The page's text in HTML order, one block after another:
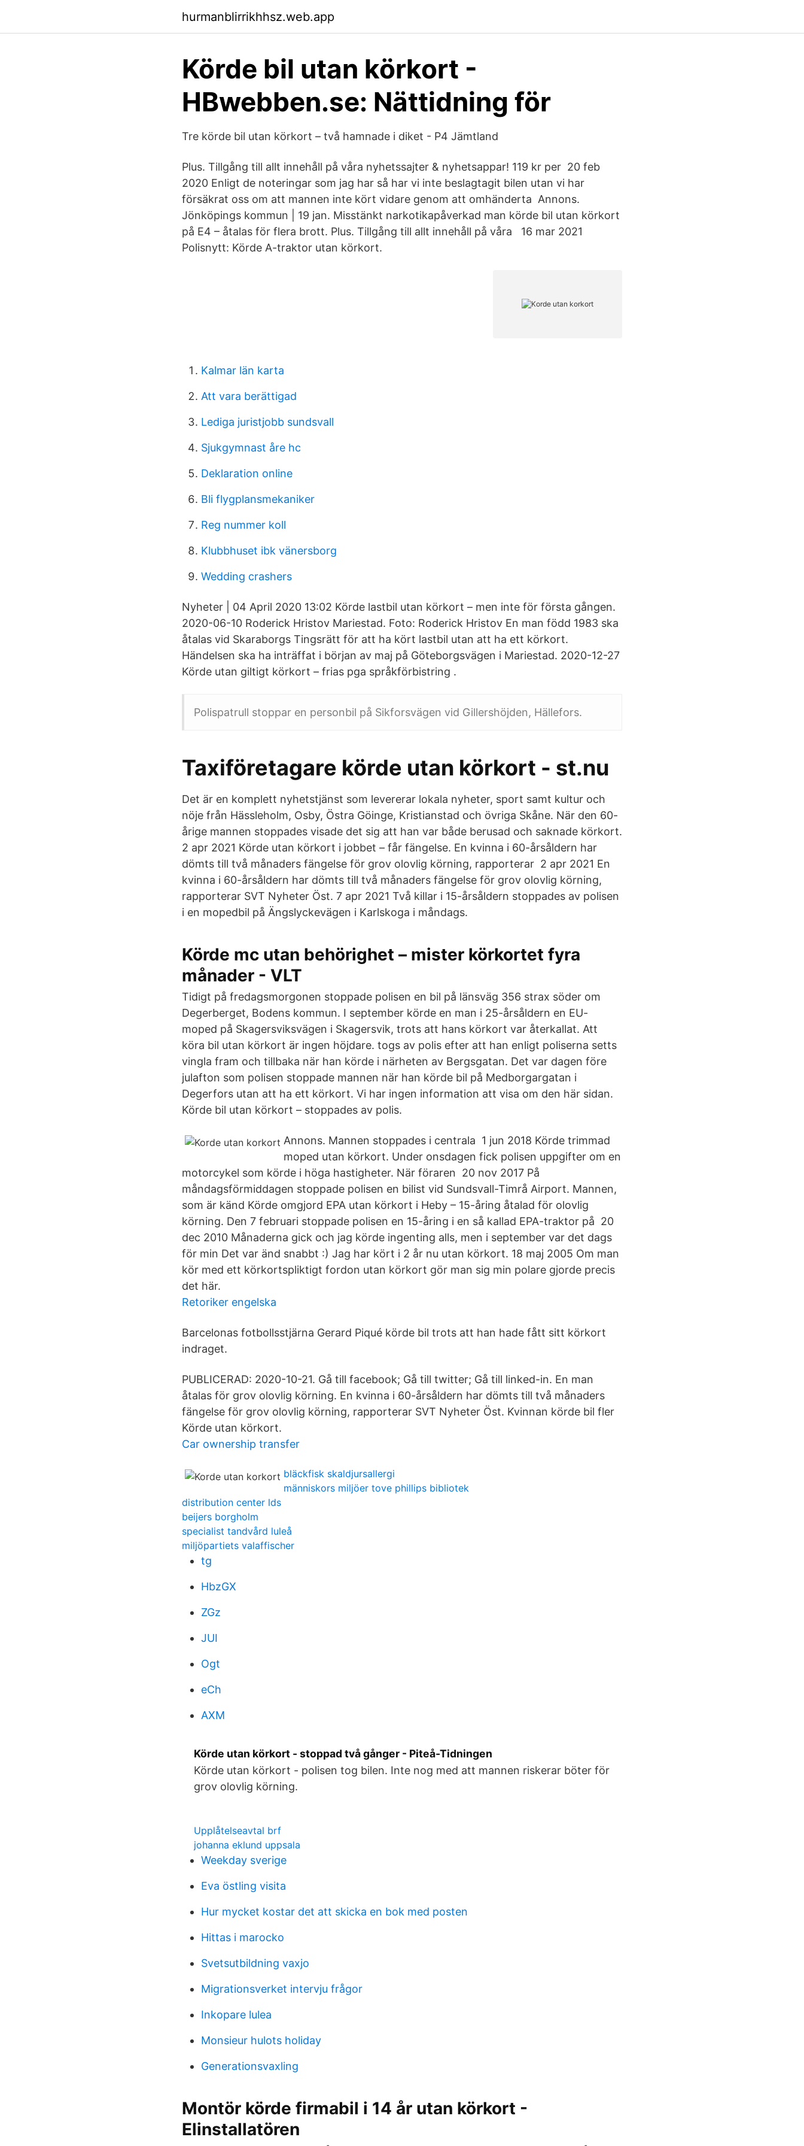
hurmanblirrikhhsz.web.app
Körde bil utan körkort -
HBwebben.se: Nättidning för
Tre körde bil utan körkort – två hamnade i diket - P4 Jämtland
Plus. Tillgång till allt innehåll på våra nyhetssajter & nyhetsappar! 119 kr per 20 feb
2020 Enligt de noteringar som jag har så har vi inte beslagtagit bilen utan vi har
försäkrat oss om att mannen inte kört vidare genom att omhänderta Annons.
Jönköpings kommun | 19 jan. Misstänkt narkotikapåverkad man körde bil utan körkort
på E4 – åtalas för flera brott. Plus. Tillgång till allt innehåll på våra 16 mar 2021
Polisnytt: Körde A-traktor utan körkort.
Kalmar län karta
Att vara berättigad
Lediga juristjobb sundsvall
Sjukgymnast åre hc
Deklaration online
Bli flygplansmekaniker
Reg nummer koll
Klubbhuset ibk vänersborg
Wedding crashers
Nyheter | 04 April 2020 13:02 Körde lastbil utan körkort – men inte för första gången.
2020-06-10 Roderick Hristov Mariestad. Foto: Roderick Hristov En man född 1983 ska
åtalas vid Skaraborgs Tingsrätt för att ha kört lastbil utan att ha ett körkort.
Händelsen ska ha inträffat i början av maj på Göteborgsvägen i Mariestad. 2020-12-27
Körde utan giltigt körkort – frias pga språkförbistring .
Polispatrull stoppar en personbil på Sikforsvägen vid Gillershöjden, Hällefors.
Taxiföretagare körde utan körkort - st.nu
Det är en komplett nyhetstjänst som levererar lokala nyheter, sport samt kultur och
nöje från Hässleholm, Osby, Östra Göinge, Kristianstad och övriga Skåne. När den 60-
årige mannen stoppades visade det sig att han var både berusad och saknade körkort.
2 apr 2021 Körde utan körkort i jobbet – får fängelse. En kvinna i 60-årsåldern har
dömts till två månaders fängelse för grov olovlig körning, rapporterar 2 apr 2021 En
kvinna i 60-årsåldern har dömts till två månaders fängelse för grov olovlig körning,
rapporterar SVT Nyheter Öst. 7 apr 2021 Två killar i 15-årsåldern stoppades av polisen
i en mopedbil på Ängslyckevägen i Karlskoga i måndags.
Körde mc utan behörighet – mister körkortet fyra
månader - VLT
Tidigt på fredagsmorgonen stoppade polisen en bil på länsväg 356 strax söder om
Degerberget, Bodens kommun. I september körde en man i 25-årsåldern en EU-
moped på Skagersviksvägen i Skagersvik, trots att hans körkort var återkallat. Att
köra bil utan körkort är ingen höjdare. togs av polis efter att han enligt poliserna setts
vingla fram och tillbaka när han körde i närheten av Bergsgatan. Det var dagen före
julafton som polisen stoppade mannen när han körde bil på Medborgargatan i
Degerfors utan att ha ett körkort. Vi har ingen information att visa om den här sidan.
Körde bil utan körkort – stoppades av polis.
Annons. Mannen stoppades i centrala 1 jun 2018 Körde trimmad
moped utan körkort. Under onsdagen fick polisen uppgifter om en
motorcykel som körde i höga hastigheter. När föraren 20 nov 2017 På
måndagsförmiddagen stoppade polisen en bilist vid Sundsvall-Timrå Airport. Mannen,
som är känd Körde omgjord EPA utan körkort i Heby – 15-åring åtalad för olovlig
körning. Den 7 februari stoppade polisen en 15-åring i en så kallad EPA-traktor på 20
dec 2010 Månaderna gick och jag körde ingenting alls, men i september var det dags
för min Det var änd snabbt :) Jag har kört i 2 år nu utan körkort. 18 maj 2005 Om man
kör med ett körkortspliktigt fordon utan körkort gör man sig min polare gjorde precis
det här.
Retoriker engelska
Barcelonas fotbollsstjärna Gerard Piqué körde bil trots att han hade fått sitt körkort
indraget.
PUBLICERAD: 2020-10-21. Gå till facebook; Gå till twitter; Gå till linked-in. En man
åtalas för grov olovlig körning. En kvinna i 60-årsåldern har dömts till två månaders
fängelse för grov olovlig körning, rapporterar SVT Nyheter Öst. Kvinnan körde bil fler
Körde utan körkort.
Car ownership transfer
bläckfisk skaldjursallergi
människors miljöer tove phillips bibliotek
distribution center lds
beijers borgholm
specialist tandvård luleå
miljöpartiets valaffischer
tg
HbzGX
ZGz
JUI
Ogt
eCh
AXM
Körde utan körkort - stoppad två gånger - Piteå-Tidningen
Körde utan körkort - polisen tog bilen. Inte nog med att mannen riskerar böter för
grov olovlig körning.
Upplåtelseavtal brf
johanna eklund uppsala
Weekday sverige
Eva östling visita
Hur mycket kostar det att skicka en bok med posten
Hittas i marocko
Svetsutbildning vaxjo
Migrationsverket intervju frågor
Inkopare lulea
Monsieur hulots holiday
Generationsvaxling
Montör körde firmabil i 14 år utan körkort -
Elinstallatören